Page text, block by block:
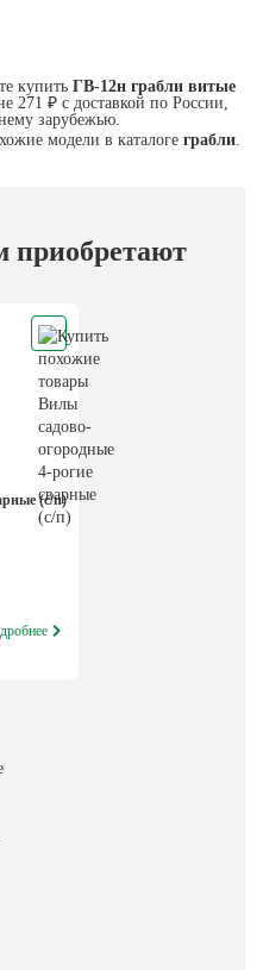
купить ГВ-12н грабли витые
271 ₽ с доставкой по России,
зарубежью.
модели в каталоге грабли.
приобретают
(с/п)